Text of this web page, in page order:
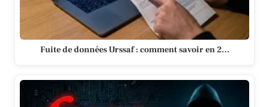
Fuite de données Urssaf : comment savoir en 2…